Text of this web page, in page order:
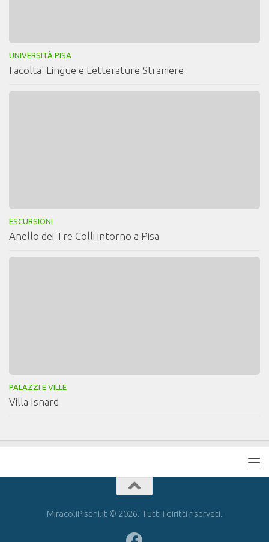
UNIVERSITÀ PISA
Facolta' Lingue e Letterature Straniere
ESCURSIONI
Anello dei Tre Colli intorno a Pisa
PALAZZI E VILLE
Villa Isnard
MiracoliPisani.it © 2026. Tutti i diritti riservati.